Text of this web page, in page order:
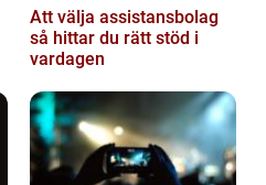
Att välja assistansbolag
så hittar du rätt stöd i
vardagen